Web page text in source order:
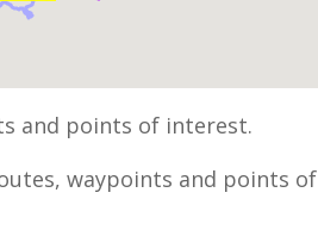
and points of interest.
waypoints and points